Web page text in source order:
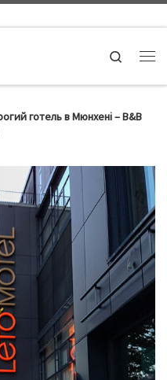
Search
готель в Мюнхені – B&B